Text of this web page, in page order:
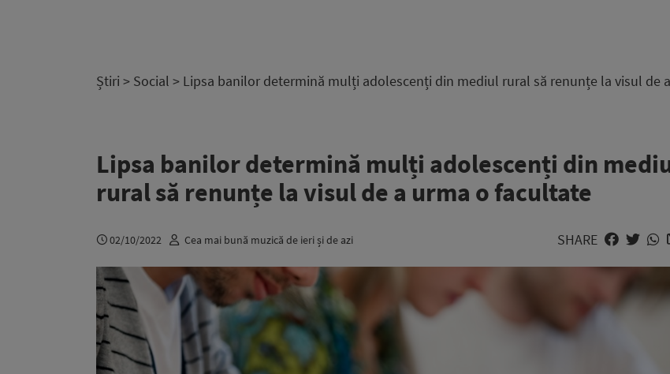
Știri > Social > Lipsa banilor determină mulți adolescenți din mediul rural să renunțe la visul de
Lipsa banilor determină mulți adolescenți din
rural să renunțe la visul de a urma o facultate
02/10/2022 Cea mai bună muzică de ieri și de azi SHARE